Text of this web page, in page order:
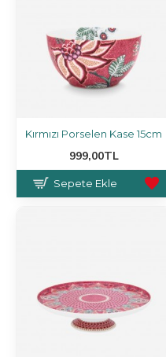
Kırmızı Porselen Kase 15cm
999,00TL
Sepete Ekle